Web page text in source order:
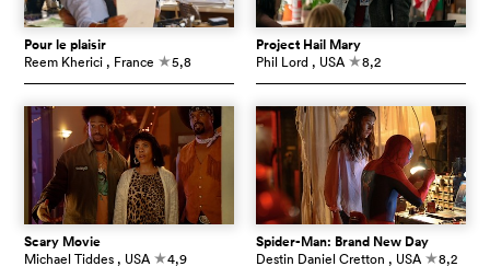
Pour le plaisir
Reem Kherici , France c5,8
Project Hail Mary
Phil Lord , USA c8,2
Scary Movie
Michael Tiddes , USA c4,9
Spider-Man: Brand New Day
Destin Daniel Cretton , USA c8,2